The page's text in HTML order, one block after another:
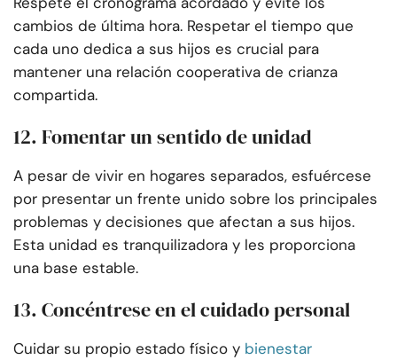
cambios de última hora. Respetar el tiempo que
cada uno dedica a sus hijos es crucial para
mantener una relación cooperativa de crianza
compartida.
12. Fomentar un sentido de unidad
A pesar de vivir en hogares separados, esfuércese
por presentar un frente unido sobre los principales
problemas y decisiones que afectan a sus hijos.
Esta unidad es tranquilizadora y les proporciona
una base estable.
13. Concéntrese en el cuidado personal
Cuidar su propio estado físico y bienestar